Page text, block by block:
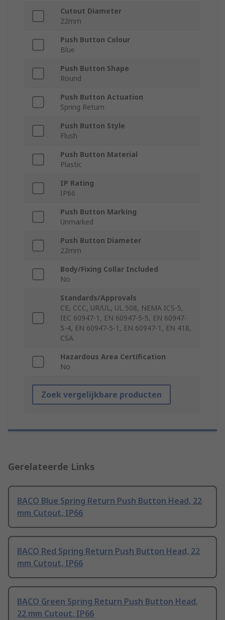
Cutout Diameter
22mm
Push Button Colour
Blue
Push Button Shape
Round
Push Button Actuation
Spring Return
Push Button Style
Flush
Push Button Material
Plastic
IP Rating
IP66
Push Button Marking
Unmarked
Push Button Diameter
22mm
Body/Fixing Collar Included
No
Standards/Approvals
CE, CCC, UR/UL, UL 508, NEMA ICS-5,
IEC 60947-1, EN 60947-5-5, EN 60947-
5-4, EN 60947-5-1, EN 60947-1, EN 418,
CSA
Hazardous Area Certification
No
Zoek vergelijkbare producten
Gerelateerde Links
BACO Blue Spring Return Push Button Head, 22
mm Cutout, IP66
BACO Red Spring Return Push Button Head, 22
mm Cutout, IP66
BACO Green Spring Return Push Button Head,
22 mm Cutout, IP66